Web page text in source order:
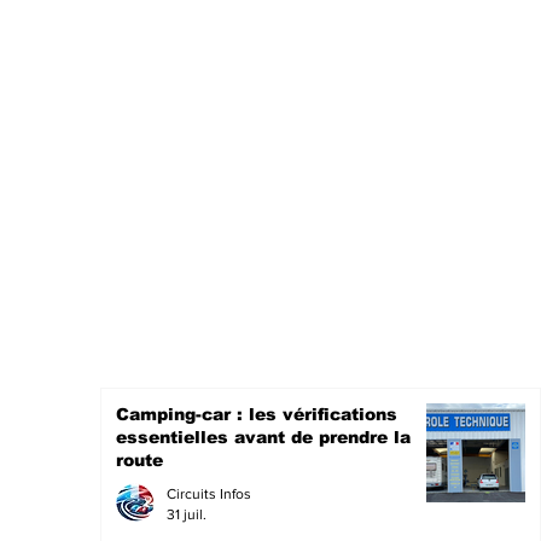
Camping-car : les vérifications
essentielles avant de prendre la
route
Circuits Infos
31 juil.